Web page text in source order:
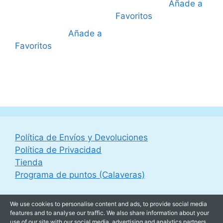
Añade a
Favoritos
Añade a
Favoritos
Política de Envíos y Devoluciones
Política de Privacidad
Tienda
Programa de puntos (Calaveras)
We use cookies to personalise content and ads, to provide social media
features and to analyse our traffic. We also share information about your